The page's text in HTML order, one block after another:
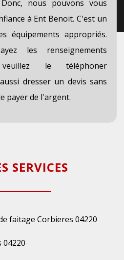
nous pouvons vous
à Ent Benoit. C'est un
équipements appropriés.
les renseignements
veuillez le téléphoner
dresser un devis sans
payer de l'argent.
SERVICES
faitage Corbieres 04220